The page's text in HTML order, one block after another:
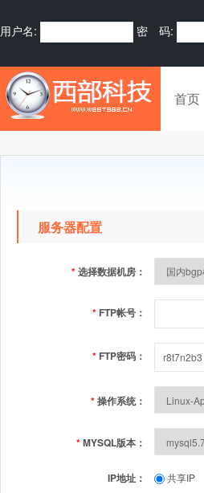
用户名: 密 码:
首页
服务器配置
*选择数据机房：
* FTP帐号：
* FTP密码：
*操作系统：
*MYSQL版本：
IP地址： 共享IP